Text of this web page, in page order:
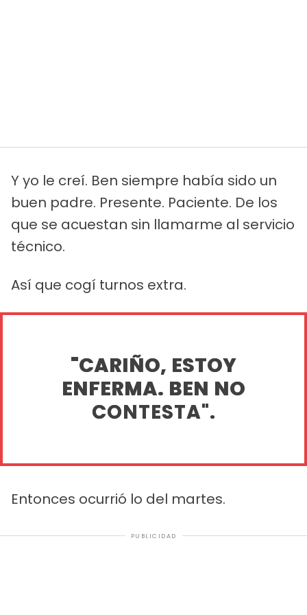
Y yo le creí. Ben siempre había sido un
buen padre. Presente. Paciente. De los
que se acuestan sin llamarme al servicio
técnico.
Así que cogí turnos extra.
"CARIÑO, ESTOY
ENFERMA. BEN NO
CONTESTA".
Entonces ocurrió lo del martes.
PUBLICIDAD